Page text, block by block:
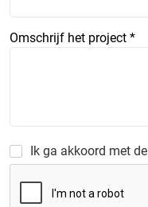
Omschrijf het project *
Ik ga akkoord met de